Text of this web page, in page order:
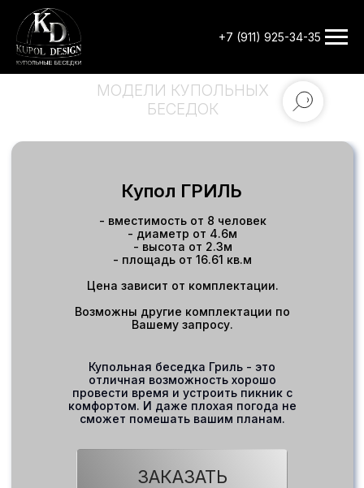
+7 (911) 925-34-35
МОДЕЛИ КУПОЛЬНЫХ
БЕСЕДОК
Купол ГРИЛЬ
- вместимость от 8 человек
- диаметр от 4.6м
- высота от 2.3м
- площадь от 16.61 кв.м
Цена зависит от комплектации.
Возможны другие комплектации по
Вашему запросу.
ЗАКАЗАТЬ
Купольная беседка Гриль - это
отличная возможность хорошо
провести время и устроить пикник с
комфортом. И даже плохая погода не
сможет помешать вашим планам.